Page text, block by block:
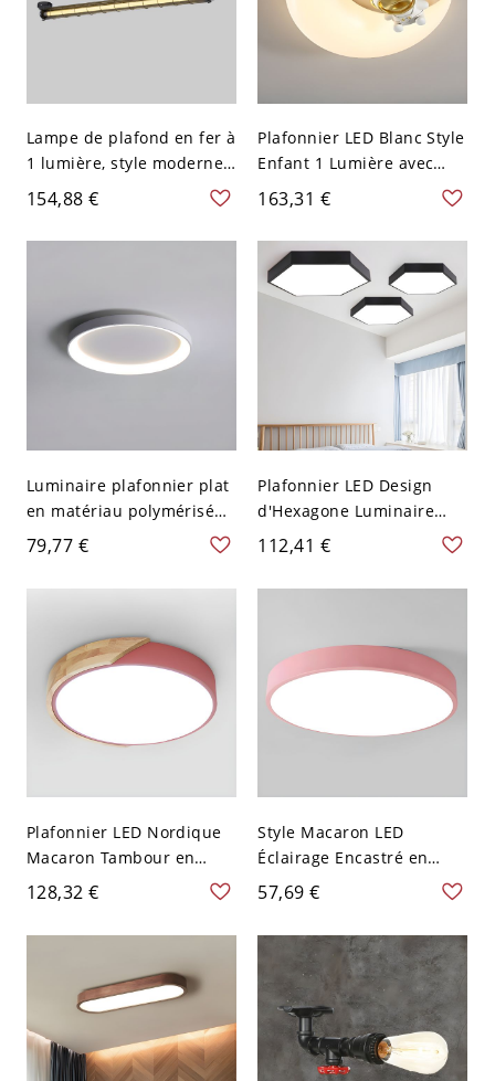
Lampe de plafond en fer à
1 lumière, style moderne
simple, bi-pin angulaire,
usage commercial, 110V-
120V
154,88 €
Plafonnier LED Blanc Style
Enfant 1 Lumière avec
Abat-jour PMMA, 110V-
120V, Lune
163,31 €
Luminaire plafonnier plat
en matériau polymérisé
angulaire, style moderne
simple, 110V-120V, 16"
79,77 €
Plafonnier LED Design
d'Hexagone Luminaire
Affleurant Style Macaron
en Métal - 31,75 cm 110 V-
120 V Noir
112,41 €
Plafonnier LED Nordique
Macaron Tambour en
Métal Luminaire Encastré
en Bois pour Chambre -
Rouge 110 V-120 V 30,48
128,32 €
Style Macaron LED
Éclairage Encastré en
Acrylique Plafonnier en
Forme Ronde - 40,64 cm
110 V-120 V Chaud Rose
57,69 €